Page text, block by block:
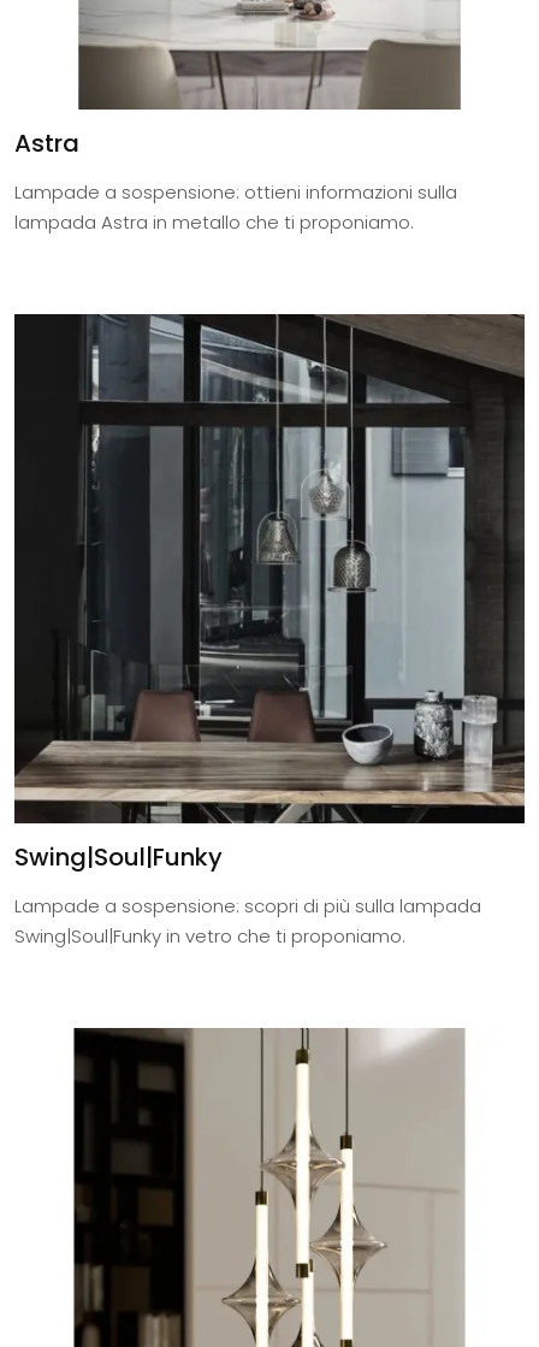
Astra
Lampade a sospensione: ottieni informazioni sulla
lampada Astra in metallo che ti proponiamo.
Swing|Soul|Funky
Lampade a sospensione: scopri di più sulla lampada
Swing|Soul|Funky in vetro che ti proponiamo.